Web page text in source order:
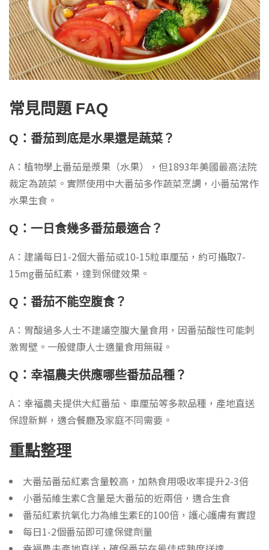
常見問題 FAQ
Q：番茄到底是水果還是蔬菜？
A：植物學上番茄是漿果（水果），但1893年美國最高法院
裁定為蔬菜。實際使用中大番茄多作蔬菜烹調，小番茄常作
水果生食。
Q：一日食幾多番茄最適合？
A：建議每日1-2個大番茄或10-15粒車厘茄，約可攝取7-
15mg番茄紅素，達到保健效果。
Q：番茄不能空腹食？
A：胃酸過多人士不建議空腹大量食用，因番茄酸性可能刺
激胃壁。一般健康人士適量食用無礙。
Q：幸福農夫供應哪些番茄品種？
A：幸福農夫提供大紅番茄、車厘茄等多款品種，產地直送
保證新鮮，適合餐廳及家庭不同需要。
重點整理
大番茄番茄紅素含量較高，加熱食用吸收率提升2-3倍
小番茄維生素C含量是大番茄的近兩倍，適合生食
番茄紅素抗氧化力為維生素E的100倍，護心護膚有實證
每日1-2個番茄即可達保健劑量